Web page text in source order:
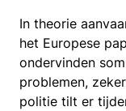
In theorie
het Europese
ondervinden
problemen,
politie tilt er